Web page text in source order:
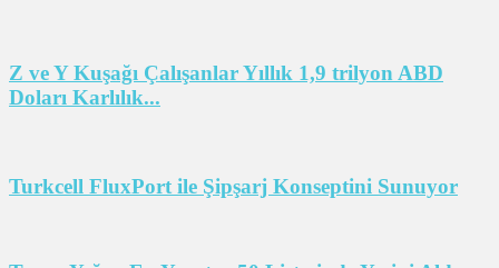
Z ve Y Kuşağı Çalışanlar Yıllık 1,9 trilyon ABD
Doları Karlılık...
Turkcell FluxPort ile Şipşarj Konseptini Sunuyor